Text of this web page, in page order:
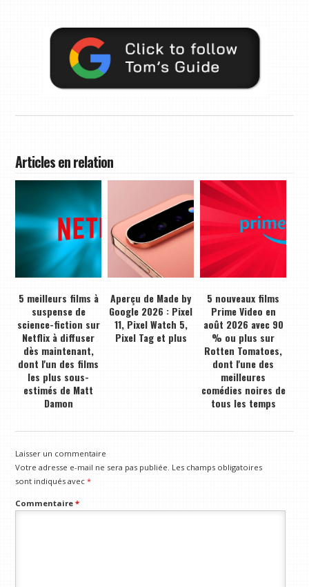
Articles en relation
5 meilleurs films à
suspense de
science-fiction sur
Netflix à diffuser
dès maintenant,
dont l'un des films
les plus sous-
estimés de Matt
Damon
Aperçu de Made by
Google 2026 : Pixel
11, Pixel Watch 5,
Pixel Tag et plus
5 nouveaux films
Prime Video en
août 2026 avec 90
% ou plus sur
Rotten Tomatoes,
dont l'une des
meilleures
comédies noires de
tous les temps
Laisser un commentaire
Votre adresse e-mail ne sera pas publiée. Les champs obligatoires
sont indiqués avec*
Commentaire*